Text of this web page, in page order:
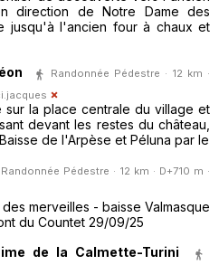
direction de Notre Dame des
jusqu'à l'ancien four à chaux et
Randonnée Pédestre · 12 km ·
la place centrale du village et
devant les restes du château,
de l'Arpèse et Péluna par le
Randonnée Pédestre · 12 km · D+710 m ·
merveilles - baisse Valmasque
du Countet 29/09/25
de la Calmette-Turini